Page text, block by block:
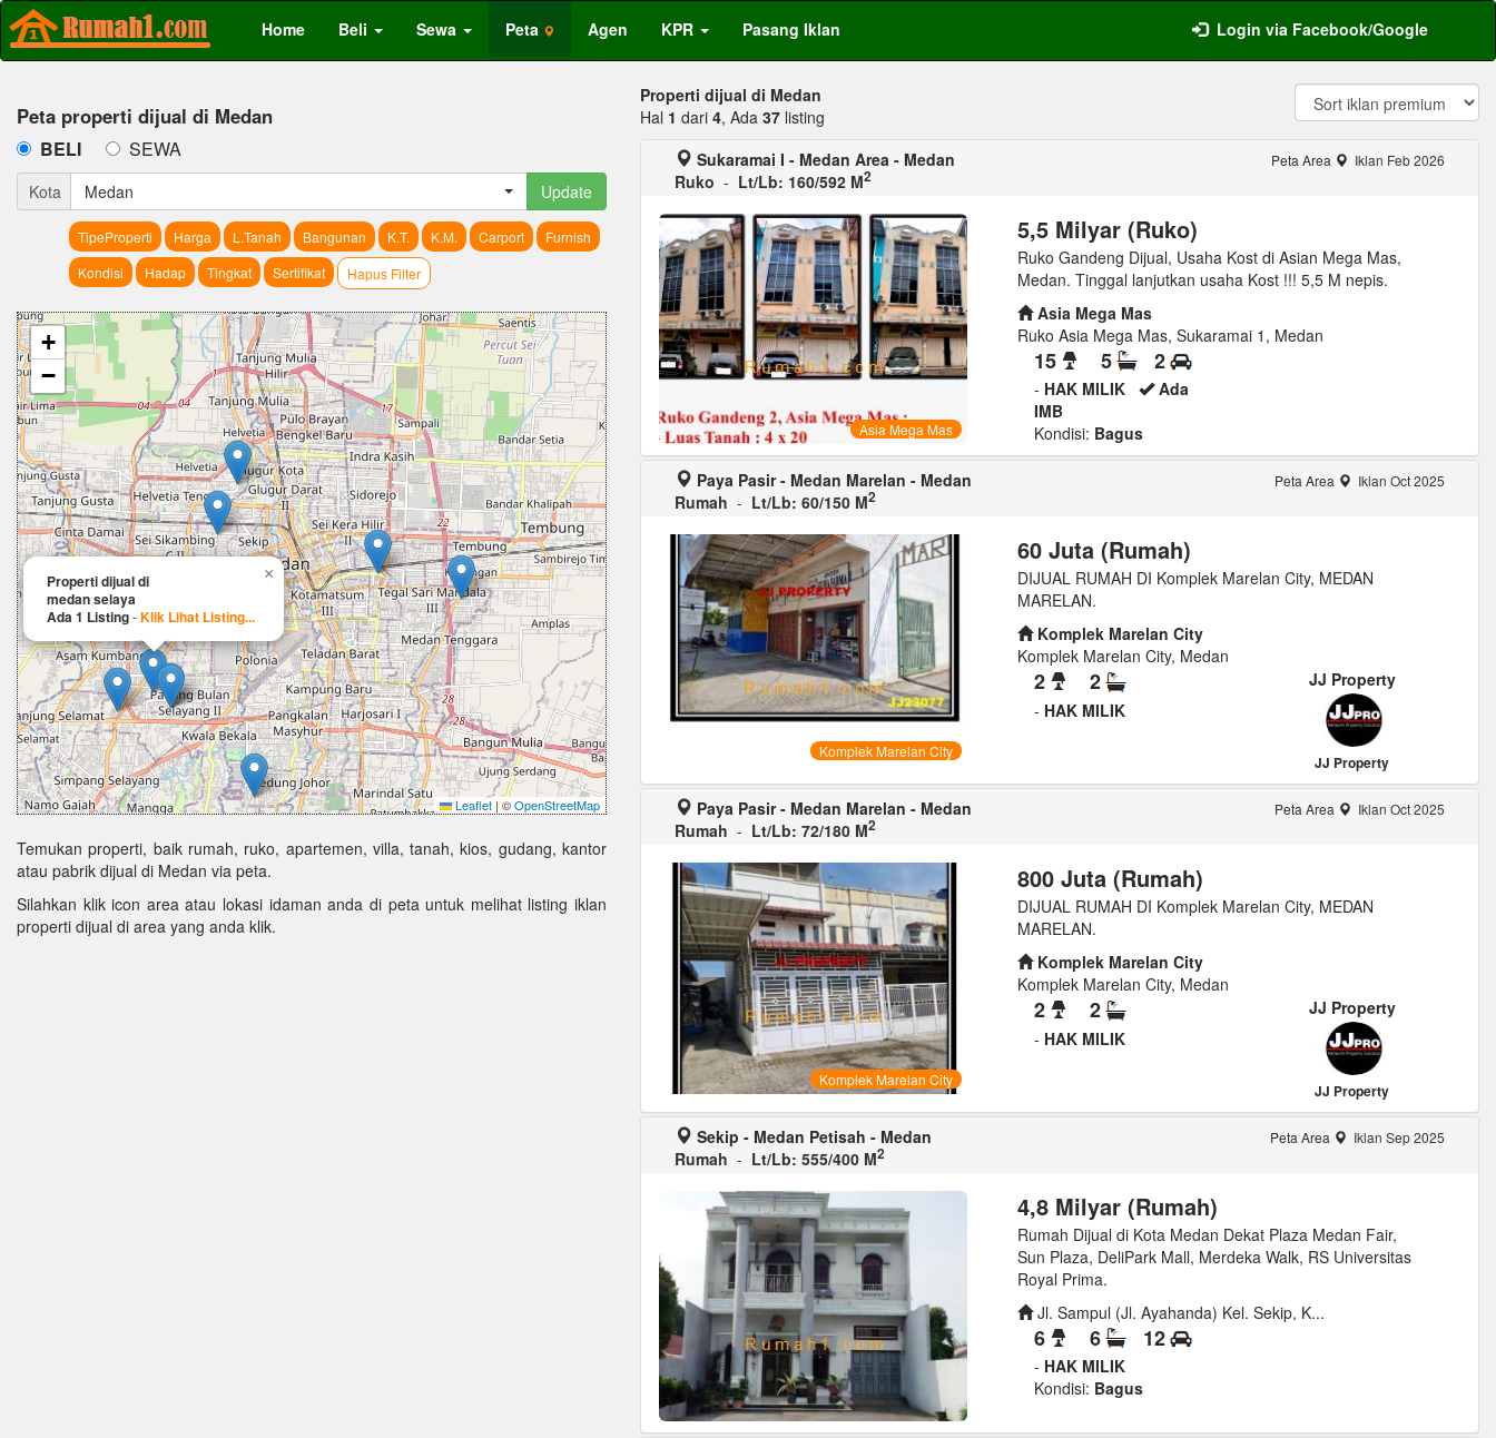
Home Beli Sewa Peta Agen KPR Pasang Iklan Login via Facebook/Google
Peta properti dijual di Medan
BELI SEWA
Kota Medan Update
TipeProperti Harga L.Tanah Bangunan K.T. K.M. Carport
Furnish
Kondisi
Hadap Tingkat Sertifikat Hapus Filter
Properti dijual di
medan selaya
Ada 1 Listing-Klik Lihat Listing...
×
+
−
Leaflet | ©OpenStreetMap
Temukan properti, baik rumah, ruko, apartemen, villa, tanah, kios, gudang, kantor
atau pabrik dijual di Medan via peta.
Silahkan klik icon area atau lokasi idaman anda di peta untuk melihat listing iklan
properti dijual di area yang anda klik.
Properti dijual di Medan
Hal 1 dari 4, Ada 37 listing
Sukaramai I - Medan Area - Medan
Ruko - Lt/Lb: 160/592 M2
Peta Area Iklan Feb 2026
Asia Mega Mas
5,5 Milyar (Ruko)
Ruko Gandeng Dijual, Usaha Kost di Asian Mega Mas,
Medan. Tinggal lanjutkan usaha Kost !!! 5,5 M nepis.
Asia Mega Mas
Ruko Asia Mega Mas, Sukaramai 1, Medan
15 5 2
- HAK MILIK
Ada
IMB
Kondisi: Bagus
Paya Pasir - Medan Marelan - Medan
Rumah - Lt/Lb: 60/150 M2
Peta Area Iklan Oct 2025
Komplek Marelan City
60 Juta (Rumah)
DIJUAL RUMAH DI Komplek Marelan City, MEDAN
MARELAN.
Komplek Marelan City
Komplek Marelan City, Medan
2 2
- HAK MILIK
JJ Property
JJ Property
Paya Pasir - Medan Marelan - Medan
Rumah - Lt/Lb: 72/180 M2
Peta Area Iklan Oct 2025
Komplek Marelan City
800 Juta (Rumah)
DIJUAL RUMAH DI Komplek Marelan City, MEDAN
MARELAN.
Komplek Marelan City
Komplek Marelan City, Medan
2 2
- HAK MILIK
JJ Property
JJ Property
Sekip - Medan Petisah - Medan
Rumah - Lt/Lb: 555/400 M2
Peta Area Iklan Sep 2025
4,8 Milyar (Rumah)
Rumah Dijual di Kota Medan Dekat Plaza Medan Fair,
Sun Plaza, DeliPark Mall, Merdeka Walk, RS Universitas
Royal Prima.
Jl. Sampul (Jl. Ayahanda) Kel. Sekip, K...
6 6 12
- HAK MILIK
Kondisi: Bagus